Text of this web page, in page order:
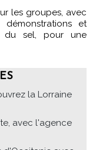
les groupes, avec
et
du sel, pour une
la Lorraine
avec l'agence